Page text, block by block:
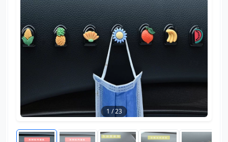
1 /23